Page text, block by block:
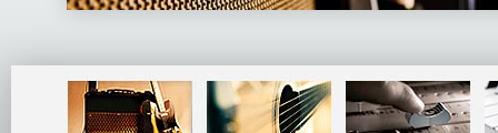
DANKESCHÖN